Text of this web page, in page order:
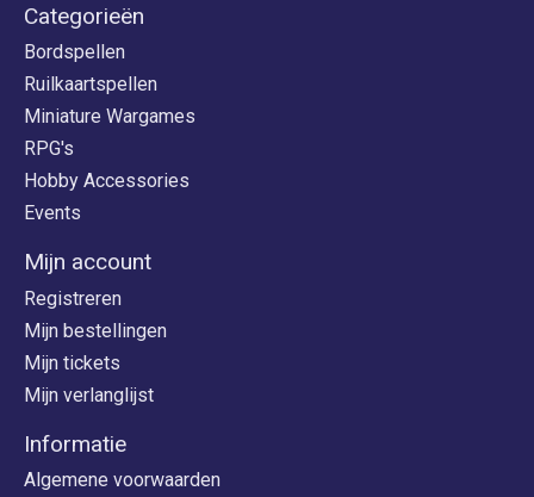
Categorieën
Bordspellen
Ruilkaartspellen
Miniature Wargames
RPG's
Hobby Accessories
Events
Mijn account
Registreren
Mijn bestellingen
Mijn tickets
Mijn verlanglijst
Informatie
Algemene voorwaarden